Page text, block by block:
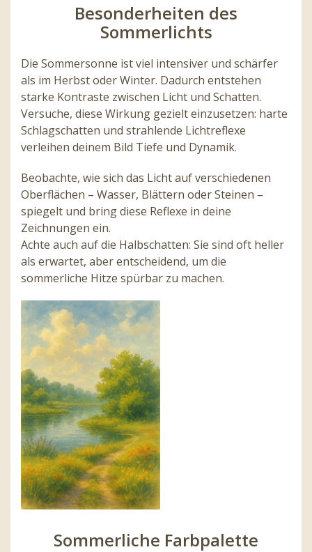
Besonderheiten des
Sommerlichts
Die Sommersonne ist viel intensiver und schärfer
als im Herbst oder Winter. Dadurch entstehen
starke Kontraste zwischen Licht und Schatten.
Versuche, diese Wirkung gezielt einzusetzen: harte
Schlagschatten und strahlende Lichtreflexe
verleihen deinem Bild Tiefe und Dynamik.
Beobachte, wie sich das Licht auf verschiedenen
Oberflächen – Wasser, Blättern oder Steinen –
spiegelt und bring diese Reflexe in deine
Zeichnungen ein.
Achte auch auf die Halbschatten: Sie sind oft heller
als erwartet, aber entscheidend, um die
sommerliche Hitze spürbar zu machen.
Sommerliche Farbpalette